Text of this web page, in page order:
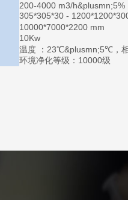
200-4000 m3/h&plusmn;5%
305*305*30 -
10000*7000*2200 mm
10Kw
温度 ：23℃&plusmn;5℃，
环境净化等级：10000级